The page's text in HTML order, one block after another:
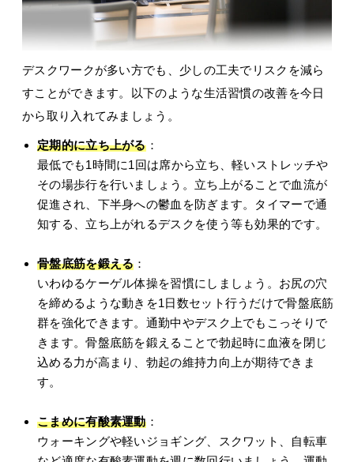
デスクワークが多い方でも、少しの工夫でリスクを減ら
すことができます。以下のような生活習慣の改善を今日
から取り入れてみましょう。
定期的に立ち上がる：
最低でも1時間に1回は席から立ち、軽いストレッチや
その場歩行を行いましょう。立ち上がることで血流が
促進され、下半身への鬱血を防ぎます。タイマーで通
知する、立ち上がれるデスクを使う等も効果的です。
骨盤底筋を鍛える ：
いわゆるケーゲル体操を習慣にしましょう。お尻の穴
を締めるような動きを1日数セット行うだけで骨盤底筋
群を強化できます。通勤中やデスク上でもこっそりで
きます。骨盤底筋を鍛えることで勃起時に血液を閉じ
込める力が高まり、勃起の維持力向上が期待できま
す。
こまめに有酸素運動：
ウォーキングや軽いジョギング、スクワット、自転車